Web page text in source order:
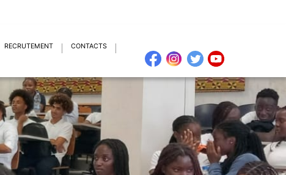
RECRUTEMENT CONTACTS